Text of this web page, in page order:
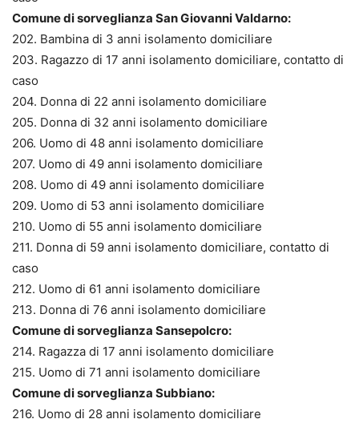
Comune di sorveglianza San Giovanni Valdarno:
202. Bambina di 3 anni isolamento domiciliare
203. Ragazzo di 17 anni isolamento domiciliare, contatto di
caso
204. Donna di 22 anni isolamento domiciliare
205. Donna di 32 anni isolamento domiciliare
206. Uomo di 48 anni isolamento domiciliare
207. Uomo di 49 anni isolamento domiciliare
208. Uomo di 49 anni isolamento domiciliare
209. Uomo di 53 anni isolamento domiciliare
210. Uomo di 55 anni isolamento domiciliare
211. Donna di 59 anni isolamento domiciliare, contatto di
caso
212. Uomo di 61 anni isolamento domiciliare
213. Donna di 76 anni isolamento domiciliare
Comune di sorveglianza Sansepolcro:
214. Ragazza di 17 anni isolamento domiciliare
215. Uomo di 71 anni isolamento domiciliare
Comune di sorveglianza Subbiano:
216. Uomo di 28 anni isolamento domiciliare